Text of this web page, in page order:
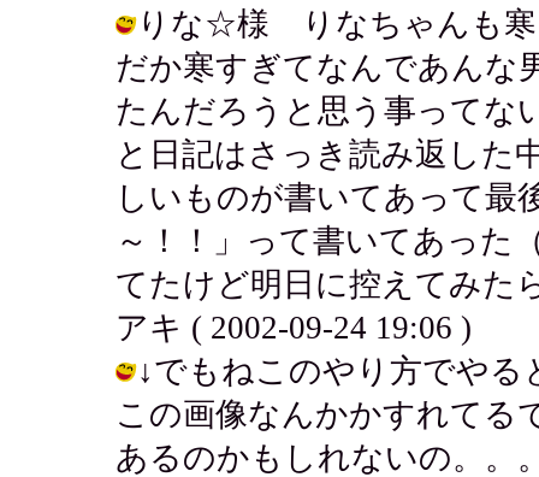
りな☆様 りなちゃんも寒
だか寒すぎてなんであんな
たんだろうと思う事ってな
と日記はさっき読み返した
しいものが書いてあって最
～！！」って書いてあった
てたけど明日に控えてみた
アキ ( 2002-09-24 19:06 )
↓でもねこのやり方でやる
この画像なんかかすれてる
あるのかもしれないの。。